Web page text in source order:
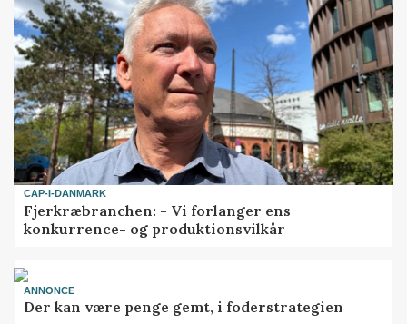
CAP-I-DANMARK
Fjerkræbranchen: - Vi forlanger ens
konkurrence- og produktionsvilkår
ANNONCE
Der kan være penge gemt, i foderstrategien